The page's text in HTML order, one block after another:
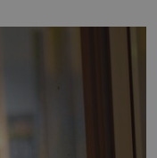
Ohnivá znamení
a Střelce v sobě
Vaše